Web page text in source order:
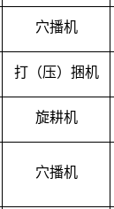
穴播机
打（压）捆机
旋耕机
穴播机